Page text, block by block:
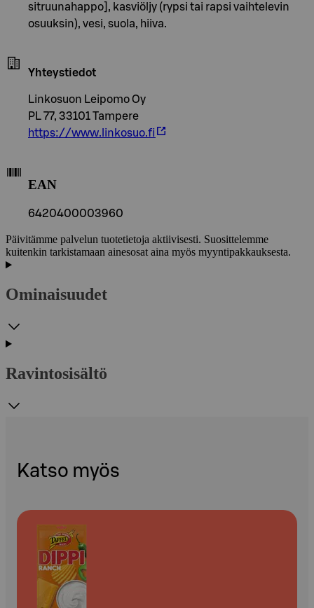
sitruunahappo], kasviöljy (rypsi tai rapsi vaihtelevin
osuuksin), vesi, suola, hiiva.
Yhteystiedot
Linkosuon Leipomo Oy
PL 77, 33101 Tampere
https://www.linkosuo.fi
EAN
6420400003960
Päivitämme palvelun tuotetietoja aktiivisesti. Suosittelemme
kuitenkin tarkistamaan ainesosat aina myös myyntipakkauksesta.
Ominaisuudet
Ravintosisältö
Katso myös